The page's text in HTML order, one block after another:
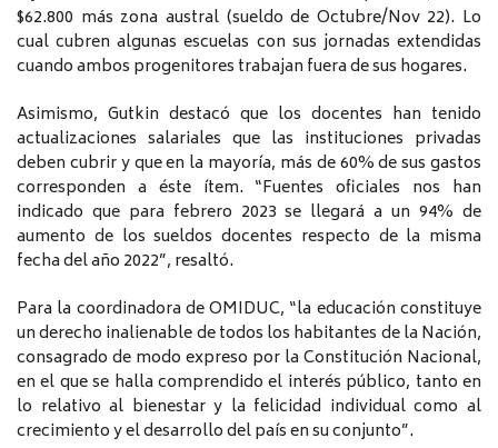
$62.800 más zona austral (sueldo de Octubre/Nov 22). Lo
cual cubren algunas escuelas con sus jornadas extendidas
cuando ambos progenitores trabajan fuera de sus hogares.
Asimismo, Gutkin destacó que los docentes han tenido
actualizaciones salariales que las instituciones privadas
deben cubrir y que en la mayoría, más de 60% de sus gastos
corresponden a éste ítem. “Fuentes oficiales nos han
indicado que para febrero 2023 se llegará a un 94% de
aumento de los sueldos docentes respecto de la misma
fecha del año 2022”, resaltó.
Para la coordinadora de OMIDUC, “la educación constituye
un derecho inalienable de todos los habitantes de la Nación,
consagrado de modo expreso por la Constitución Nacional,
en el que se halla comprendido el interés público, tanto en
lo relativo al bienestar y la felicidad individual como al
crecimiento y el desarrollo del país en su conjunto”.